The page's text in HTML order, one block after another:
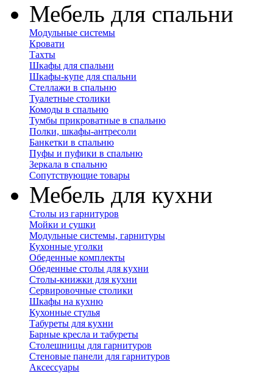
Мебель для спальни
Модульные системы
Кровати
Тахты
Шкафы для спальни
Шкафы-купе для спальни
Стеллажи в спальню
Туалетные столики
Комоды в спальню
Тумбы прикроватные в спальню
Полки, шкафы-антресоли
Банкетки в спальню
Пуфы и пуфики в спальню
Зеркала в спальню
Сопутствующие товары
Мебель для кухни
Столы из гарнитуров
Мойки и сушки
Модульные системы, гарнитуры
Кухонные уголки
Обеденные комплекты
Обеденные столы для кухни
Столы-книжки для кухни
Сервировочные столики
Шкафы на кухню
Кухонные стулья
Табуреты для кухни
Барные кресла и табуреты
Столешницы для гарнитуров
Стеновые панели для гарнитуров
Аксессуары